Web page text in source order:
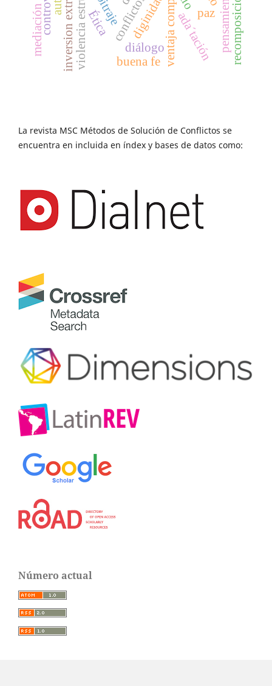
Ética
diálogo
buena fe ada´tación
paz
diginidad
mediación
La revista MSC Métodos de Solución de Conflictos se
encuentra en incluida en índex y bases de datos como:
Número actual